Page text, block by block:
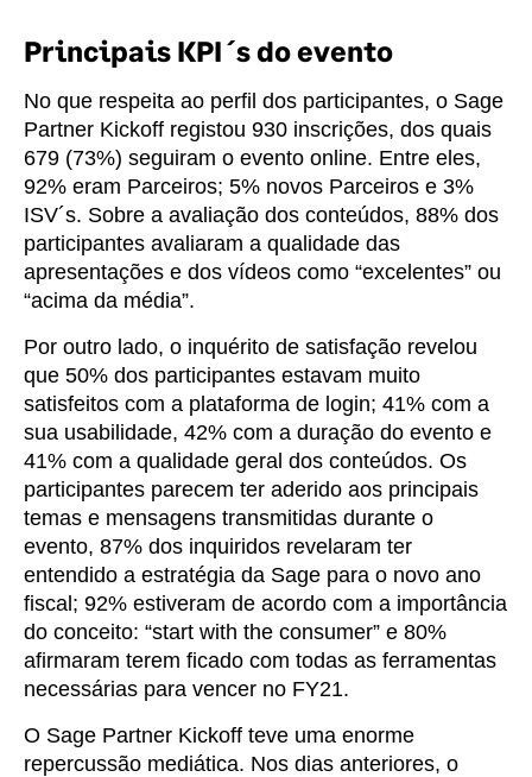
Principais KPI´s do evento
No que respeita ao perfil dos participantes, o Sage
Partner Kickoff registou 930 inscrições, dos quais
679 (73%) seguiram o evento online. Entre eles,
92% eram Parceiros; 5% novos Parceiros e 3%
ISV´s. Sobre a avaliação dos conteúdos, 88% dos
participantes avaliaram a qualidade das
apresentações e dos vídeos como “excelentes” ou
“acima da média”.
Por outro lado, o inquérito de satisfação revelou
que 50% dos participantes estavam muito
satisfeitos com a plataforma de login; 41% com a
sua usabilidade, 42% com a duração do evento e
41% com a qualidade geral dos conteúdos. Os
participantes parecem ter aderido aos principais
temas e mensagens transmitidas durante o
evento, 87% dos inquiridos revelaram ter
entendido a estratégia da Sage para o novo ano
fiscal; 92% estiveram de acordo com a importância
do conceito: “start with the consumer” e 80%
afirmaram terem ficado com todas as ferramentas
necessárias para vencer no FY21.
O Sage Partner Kickoff teve uma enorme
repercussão mediática. Nos dias anteriores, o